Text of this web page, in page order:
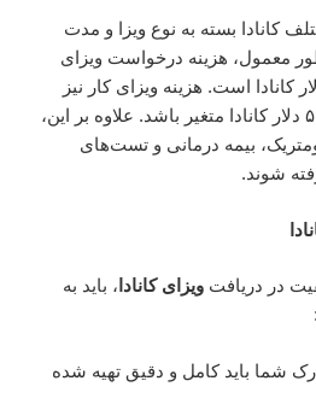
کانادا بسته به نوع ویزا و مدت
معمول، هزینه درخواست ویزای
بین ۱۵۰ تا ۲۰۰ دلار کانادا است. هزینه ویزای کار نیز
ممکن است بین ۲۵۰ تا ۵۰۰ دلار کانادا متغیر باشد. علاوه بر این،
بیمه درمانی و تست‌های
شوند.
در دریافت ویزای کانادا ، باید به
شما باید کامل و دقیق تهیه شده